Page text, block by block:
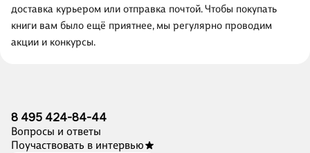
доставка курьером или отправка почтой. Чтобы покупать
книги вам было ещё приятнее, мы регулярно проводим
акции и конкурсы.
8 495 424-84-44
Вопросы и ответы
Поучаствовать в интервью